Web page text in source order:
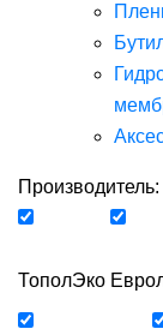
Производитель:
ТополЭко